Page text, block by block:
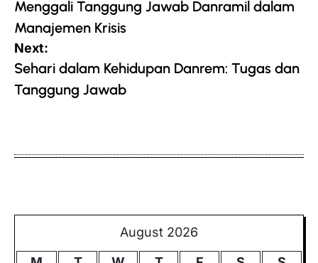
navigation
Menggali Tanggung Jawab Danramil dalam
Manajemen Krisis
Next:
Sehari dalam Kehidupan Danrem: Tugas dan
Tanggung Jawab
August 2026